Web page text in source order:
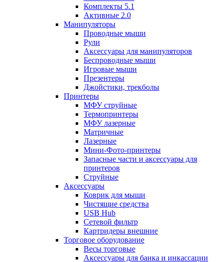
Комплекты 5.1
Активные 2.0
Манипуляторы
Проводные мыши
Рули
Аксессуары для манипуляторов
Беспроводные мыши
Игровые мыши
Презентеры
Джойстики, трекболы
Принтеры
МФУ струйные
Термопринтеры
МФУ лазерные
Матричные
Лазерные
Мини-Фото-принтеры
Запасные части и аксессуары для
принтеров
Струйные
Аксессуары
Коврик для мыши
Чистящие средства
USB Hub
Сетевой фильтр
Картридеры внешние
Торговое оборудование
Весы торговые
Аксессуары для банка и инкассации